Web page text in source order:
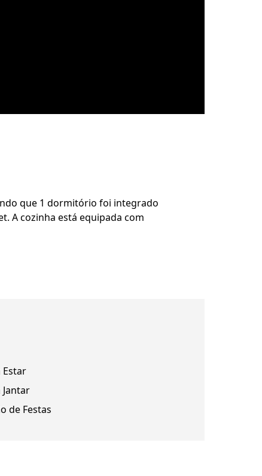
que 1 dormitório foi integrado
A cozinha está equipada com
Estar
Jantar
de Festas